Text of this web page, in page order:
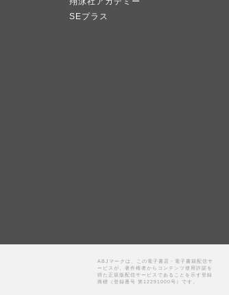
SEプラス
ABJマークは、この電子書店・電子書籍配信サ
ービスが、著作権者からコンテンツ使用許諾を
得た正規版配信サービスであることを示す登録
商標（登録番号 第12291000号）です。